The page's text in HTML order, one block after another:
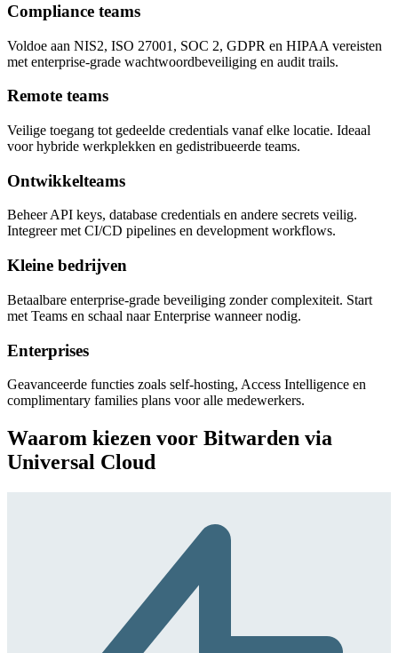
Compliance teams
Voldoe aan NIS2, ISO 27001, SOC 2, GDPR en HIPAA vereisten
met enterprise-grade wachtwoordbeveiliging en audit trails.
Remote teams
Veilige toegang tot gedeelde credentials vanaf elke locatie. Ideaal
voor hybride werkplekken en gedistribueerde teams.
Ontwikkelteams
Beheer API keys, database credentials en andere secrets veilig.
Integreer met CI/CD pipelines en development workflows.
Kleine bedrijven
Betaalbare enterprise-grade beveiliging zonder complexiteit. Start
met Teams en schaal naar Enterprise wanneer nodig.
Enterprises
Geavanceerde functies zoals self-hosting, Access Intelligence en
complimentary families plans voor alle medewerkers.
Waarom kiezen voor Bitwarden via
Universal Cloud